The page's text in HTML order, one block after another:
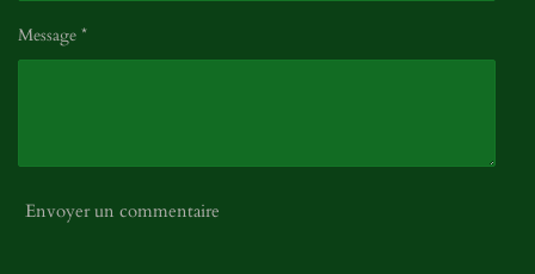
Message *
Envoyer un commentaire